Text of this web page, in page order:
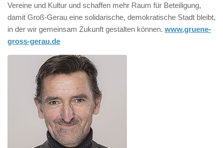
Vereine und Kultur und schaffen mehr Raum für Beteiligung,
damit Groß-Gerau eine solidarische, demokratische Stadt bleibt,
in der wir gemeinsam Zukunft gestalten können. www.gruene-
gross-gerau.de